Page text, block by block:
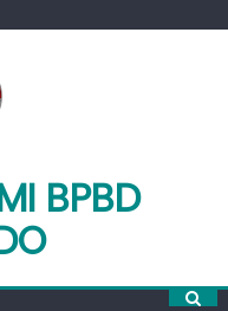
BPBD